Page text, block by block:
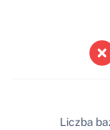
Liczba